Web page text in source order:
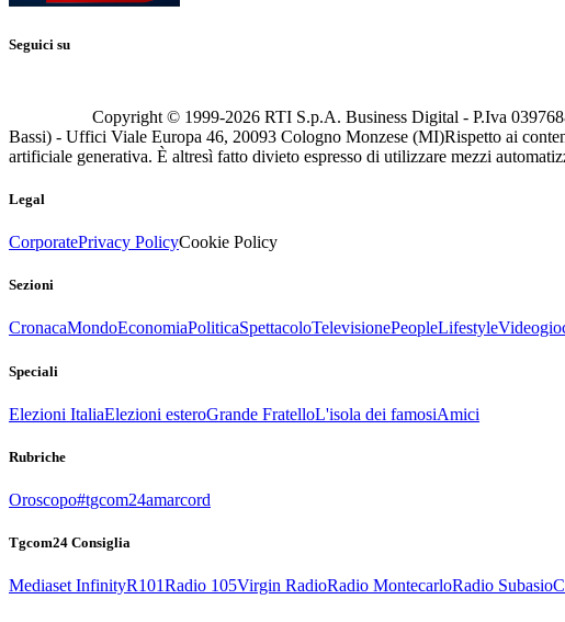
Seguici su
Copyright © 1999-2026 RTI S.p.A. Business Digital - P.Iva
Bassi) - Uffici Viale Europa 46, 20093 Cologno Monzese (MI)Rispetto ai
artificiale generativa. È altresì fatto divieto espresso di utilizzare mezzi
Legal
CorporatePrivacy PolicyCookie Policy
Sezioni
CronacaMondoEconomiaPoliticaSpettacoloTelevisionePeopleLifestyle
Speciali
Elezioni ItaliaElezioni esteroGrande FratelloL'isola dei famosiAmici
Rubriche
Oroscopo#tgcom24amarcord
Tgcom24 Consiglia
Mediaset InfinityR101Radio 105Virgin RadioRadio MontecarloRadio Subasio